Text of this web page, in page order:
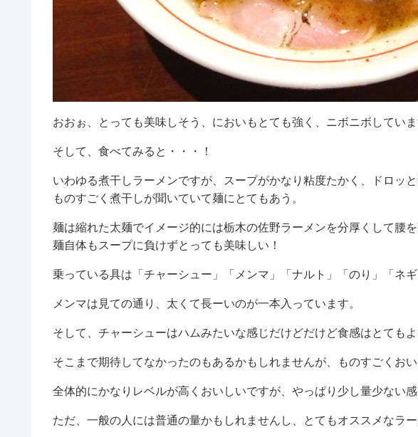
おおぉ、とっても美味しそう、においもとても強く、ニボニボしていま
そして、食べてみると・・・！
いわゆる煮干しラーメンですが、スープがかなり粘度たかく、ドロッ
ものすごく煮干しが聞いていて麺にとてもあう。
麺は縮れた太麺でイメージ的には栃木の佐野ラーメンを分厚くして腰を
麺自体もスープに負けずとっても美味しい！
乗っている具は「チャーシュー」「メンマ」「ナルト」「のり」「ネギ
メンマは見ての通り、太くて長ーいのが一本入っています。
そして、チャーシューはハムみたいな感じだけどだけど食感はとてもよ
そこまで期待してなかったのもあるかもしれませんが、ものすごくおい
全体的にかなりレベルが高くおいしいですが、やっぱり少し量少ない感
ただ、一般の人には普通の量かもしれませんし、とてもオススメなラー